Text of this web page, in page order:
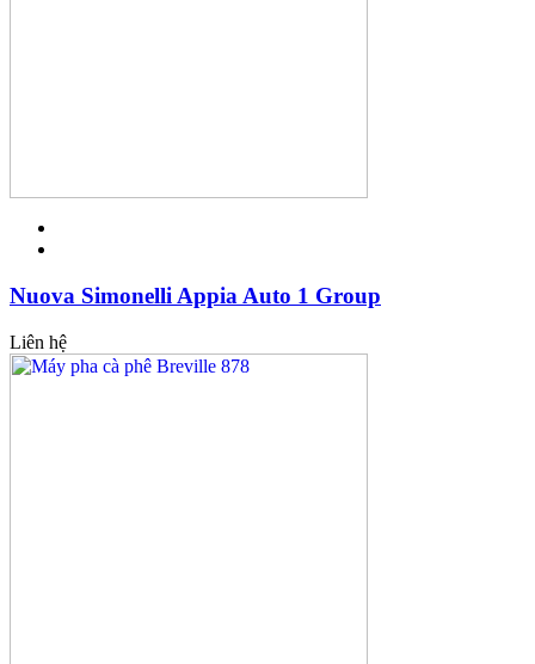
Nuova Simonelli Appia Auto 1 Group
Liên hệ